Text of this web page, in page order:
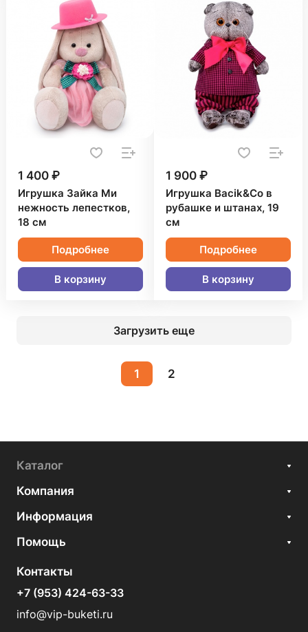
1 400 ₽
Игрушка Зайка Ми
нежность лепестков,
18 см
Подробнее
В корзину
1 900 ₽
Игрушка Bacik&Co в
рубашке и штанах, 19
см
Подробнее
В корзину
Загрузить еще
1 2
Каталог
Компания
Информация
Помощь
Контакты
+7 (953) 424-63-33
info@vip-buketi.ru